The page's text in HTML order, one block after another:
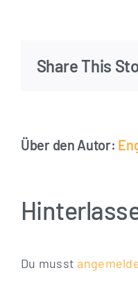
Share This
Über den Autor:
Du musst